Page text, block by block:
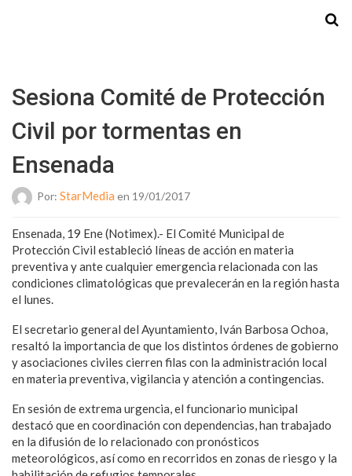
Sesiona Comité de Protección
Civil por tormentas en
Ensenada
Por: StarMedia en 19/01/2017
Ensenada, 19 Ene (Notimex).- El Comité Municipal de
Protección Civil estableció líneas de acción en materia
preventiva y ante cualquier emergencia relacionada con las
condiciones climatológicas que prevalecerán en la región hasta
el lunes.
El secretario general del Ayuntamiento, Iván Barbosa Ochoa,
resaltó la importancia de que los distintos órdenes de gobierno
y asociaciones civiles cierren filas con la administración local
en materia preventiva, vigilancia y atención a contingencias.
En sesión de extrema urgencia, el funcionario municipal
destacó que en coordinación con dependencias, han trabajado
en la difusión de lo relacionado con pronósticos
meteorológicos, así como en recorridos en zonas de riesgo y la